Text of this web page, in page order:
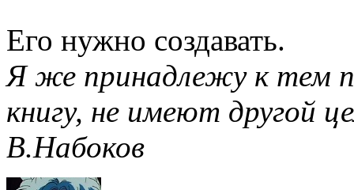
Его нуж­но соз­да­вать.
Я же принадлежу к тем
книгу, не имеют другой
В.Набоков